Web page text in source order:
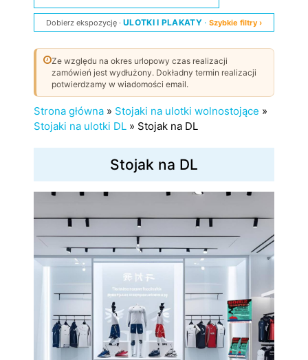
Dobierz ekspozycję ULOTKI I PLAKATY Szybkie filtry ›
Ze względu na okres urlopowy czas realizacji
zamówień jest wydłużony. Dokładny termin realizacji
potwierdzamy w wiadomości email.
Strona główna » Stojaki na ulotki wolnostojące »
Stojaki na ulotki DL » Stojak na DL
Stojak na DL